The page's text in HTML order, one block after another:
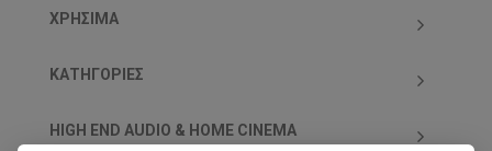
ΧΡΗΣΙΜΑ
ΚΑΤΗΓΟΡΊΕΣ
HIGH END AUDIO & HOME CINEMA